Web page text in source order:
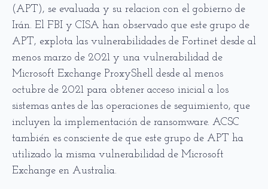
(APT), se evaluada y su relacion con el gobierno de
Irán. El FBI y CISA han observado que este grupo de
APT, explota las vulnerabilidades de Fortinet desde al
menos marzo de 2021 y una vulnerabilidad de
Microsoft Exchange ProxyShell desde al menos
octubre de 2021 para obtener acceso inicial a los
sistemas antes de las operaciones de seguimiento, que
incluyen la implementación de ransomware. ACSC
también es consciente de que este grupo de APT ha
utilizado la misma vulnerabilidad de Microsoft
Exchange en Australia.